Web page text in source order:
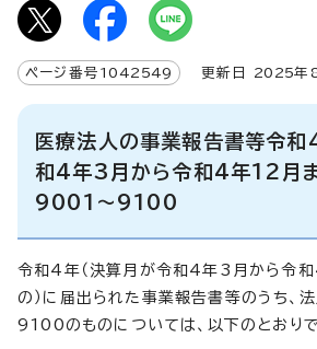
ページ番号 1042549 更新日 2025年
医療法人の事業報告書等令和
和4年3月から令和4年12月ま
9001～9100
令和4年（決算月が令和4年3月から令
の）に届出られた事業報告書等のうち、
9100のものについては、以下のとおりで